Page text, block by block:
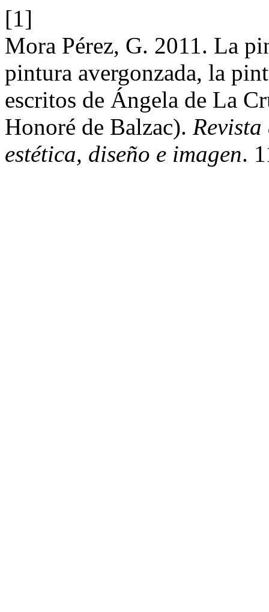
[1]
Mora Pérez, G. 2011. La
pintura avergonzada, la
escritos de Ángela de La
Honoré de Balzac).
estética, diseño e imagen.